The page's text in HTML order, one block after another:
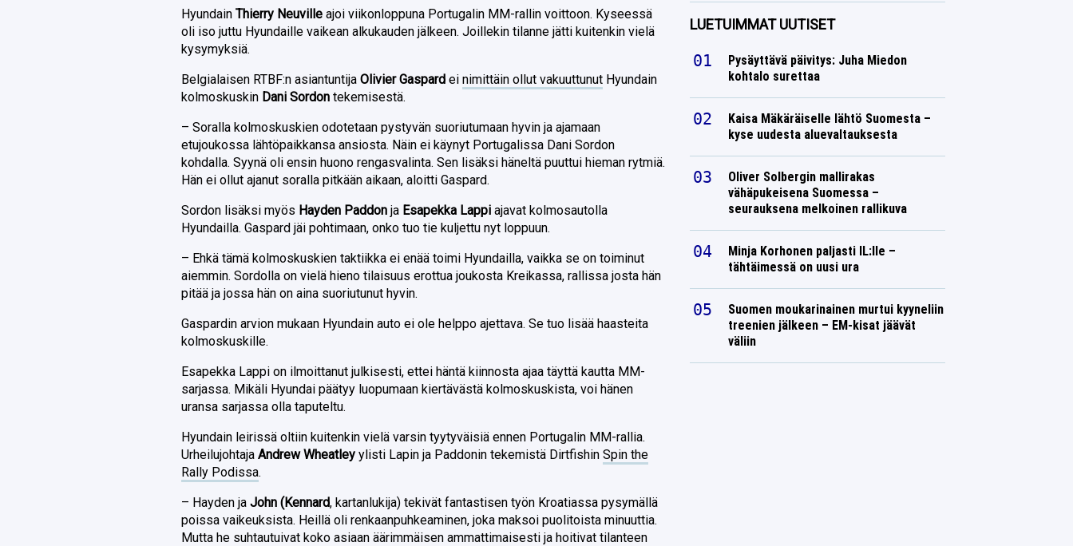
HyundainThierry Neuville ajoi viikonloppuna Portugalin MM-rallin voittoon. Kyseessä
oli iso juttu Hyundaille vaikean alkukauden jälkeen. Joillekin tilanne jätti kuitenkin vielä
kysymyksiä.
Belgialaisen RTBF:n asiantuntijaOlivier Gaspard einimittäin ollut vakuuttunut Hyundain
kolmoskuskin Dani Sordon tekemisestä.
– Soralla kolmoskuskien odotetaan pystyvän suoriutumaan hyvin ja ajamaan
etujoukossa lähtöpaikkansa ansiosta. Näin ei käynyt Portugalissa Dani Sordon
kohdalla. Syynä oli ensin huono rengasvalinta. Sen lisäksi häneltä puuttui hieman rytmiä.
Hän ei ollut ajanut soralla pitkään aikaan, aloitti Gaspard.
Sordon lisäksi myös Hayden Paddon ja Esapekka Lappi ajavat kolmosautolla
Hyundailla. Gaspard jäi pohtimaan, onko tuo tie kuljettu nyt loppuun.
– Ehkä tämä kolmoskuskien taktiikka ei enää toimi Hyundailla, vaikka se on toiminut
aiemmin. Sordolla on vielä hieno tilaisuus erottua joukosta Kreikassa, rallissa josta hän
pitää ja jossa hän on aina suoriutunut hyvin.
Gaspardin arvion mukaan Hyundain auto ei ole helppo ajettava. Se tuo lisää haasteita
kolmoskuskille.
Esapekka Lappi on ilmoittanut julkisesti, ettei häntä kiinnosta ajaa täyttä kautta MM-
sarjassa. Mikäli Hyundai päätyy luopumaan kiertävästä kolmoskuskista, voi hänen
uransa sarjassa olla taputeltu.
Hyundain leirissä oltiin kuitenkin vielä varsin tyytyväisiä ennen Portugalin MM-rallia.
UrheilujohtajaAndrew Wheatley ylisti Lapin ja Paddonin tekemistä DirtfishinSpin the
Rally Podissa.
– Hayden jaJohn (Kennard, kartanlukija) tekivät fantastisen työn Kroatiassa pysymällä
poissa vaikeuksista. Heillä oli renkaanpuhkeaminen, joka maksoi puolitoista minuuttia.
Mutta he suhtautuivat koko asiaan äärimmäisen ammattimaisesti ja hoitivat tilanteen
LUETUIMMAT UUTISET
Pysäyttävä päivitys: Juha Miedon
kohtalo surettaa
Kaisa Mäkäräiselle lähtö Suomesta –
kyse uudesta aluevaltauksesta
Oliver Solbergin mallirakas
vähäpukeisena Suomessa –
seurauksena melkoinen rallikuva
Minja Korhonen paljasti IL:lle –
tähtäimessä on uusi ura
Suomen moukarinainen murtui kyyneliin
treenien jälkeen – EM-kisat jäävät
väliin